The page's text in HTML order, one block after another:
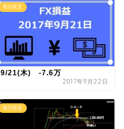
毎日収支
9/21(木) -7.6万
2017年9月22日
毎日収支